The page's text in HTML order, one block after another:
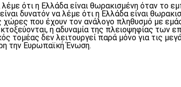
ότι η Ελλάδα είναι θωρακισμένη όταν το
δυνατόν να λέμε ότι η Ελλάδα είναι
που έχουν τον ανάλογο πληθυσμό με
η αδυναμία της πλειοψηφίας των
τομέας δεν λειτουργεί παρά μόνο για τις
την Ευρωπαϊκή Ένωση.